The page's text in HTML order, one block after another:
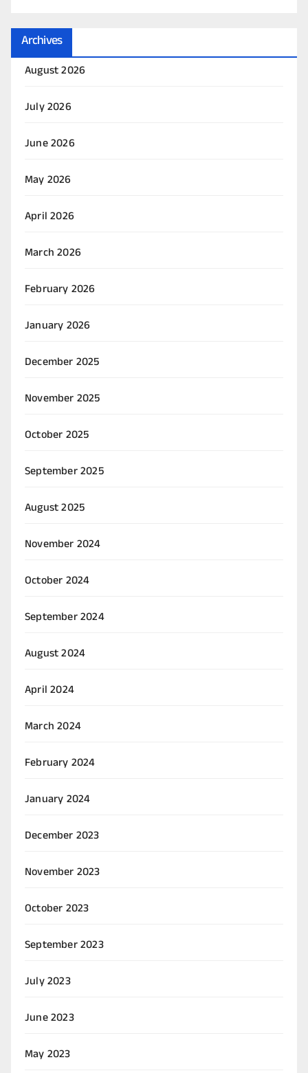
Archives
August 2026
July 2026
June 2026
May 2026
April 2026
March 2026
February 2026
January 2026
December 2025
November 2025
October 2025
September 2025
August 2025
November 2024
October 2024
September 2024
August 2024
April 2024
March 2024
February 2024
January 2024
December 2023
November 2023
October 2023
September 2023
July 2023
June 2023
May 2023